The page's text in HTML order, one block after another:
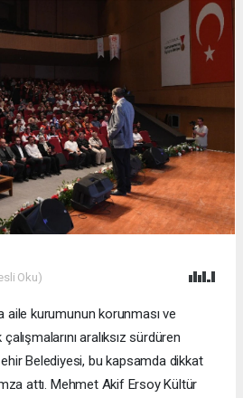
Oku)
aile kurumunun korunması ve
aralıksız sürdüren
Belediyesi, bu kapsamda dikkat
attı. Mehmet Akif Ersoy Kültür